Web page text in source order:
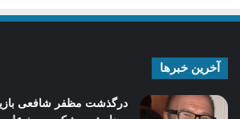
آخرین خبرها
درگذشت مظفر شافعی